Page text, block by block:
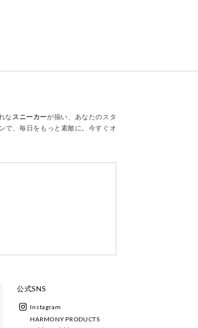
な スニーカーが揃い、あなたのスタ
で、毎日をもっと素敵に。今すぐオ
公式SNS
Instagram
HARMONY PRODUCTS